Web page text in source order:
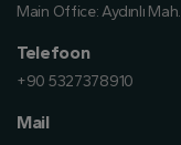
Main Office:Aydınlı
Telefoon
+90 5327378910
Mail